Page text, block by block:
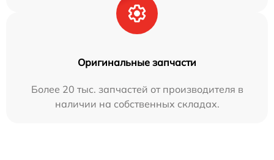
Оригинальные запчасти
Более 20 тыс. запчастей от производителя в
наличии на собственных складах.